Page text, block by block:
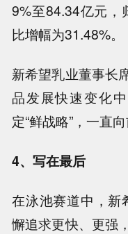
9%至84.34亿元，
比增幅为31.48%。
新希望乳业董事长
品发展快速变化
定“鲜战略”，一直向
4、写在最后
在泳池赛道中，新
懈追求更快、更强